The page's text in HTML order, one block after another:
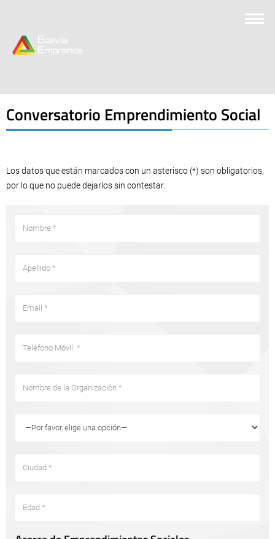
Conversatorio Emprendimiento Social
Los datos que están marcados con un asterisco (*) son obligatorios,
por lo que no puede dejarlos sin contestar.